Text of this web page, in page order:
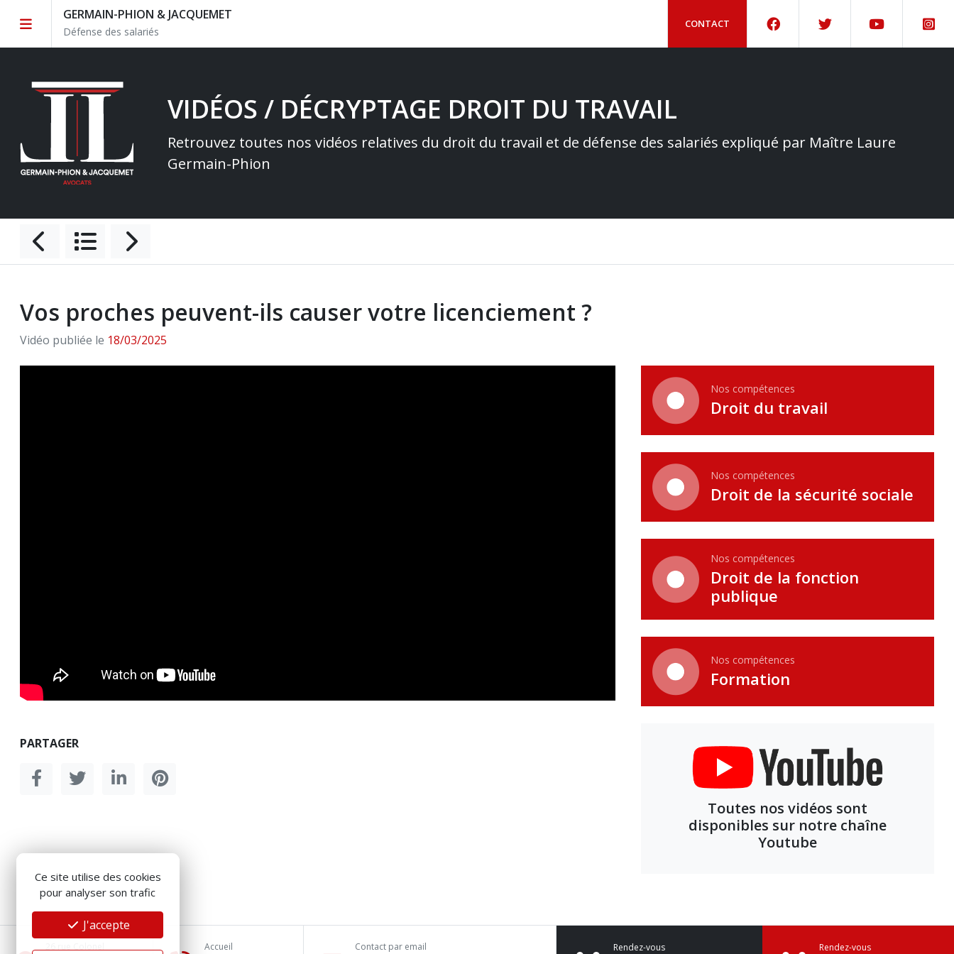
GERMAIN-PHION & JACQUEMET
Défense des salariés
CONTACT
VIDÉOS / DÉCRYPTAGE DROIT DU TRAVAIL
Retrouvez toutes nos vidéos relatives du droit du travail et de défense des salariés expliqué par Maître Laure
Germain-Phion
Vos proches peuvent-ils causer votre licenciement ?
Vidéo publiée le 18/03/2025
PARTAGER
Nos compétences
Droit du travail
Nos compétences
Droit de la sécurité sociale
Nos compétences
Droit de la fonction
publique
Nos compétences
Formation
Toutes nos vidéos sont
disponibles sur notre chaîne
Youtube
Accueil Contact par email Rendez-vous Rendez-vous
Ce site utilise des cookies
pour analyser son trafic
J'accepte